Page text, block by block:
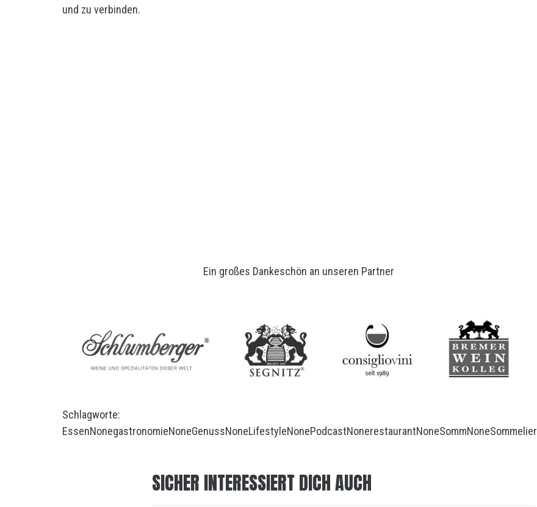
und zu verbinden.
Ein großes Dankeschön an unseren Partner
Schlagworte:
EssenNonegastronomieNoneGenussNoneLifestyleNonePodcastNonerestaurantNoneSommNoneSommelier
SICHER INTERESSIERT DICH AUCH